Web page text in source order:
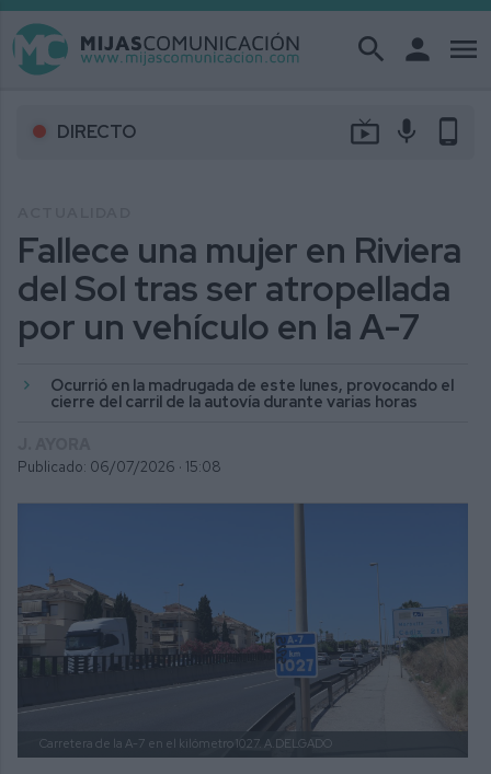
search person menu
DIRECTO live_tv mic phone_android
Fallece una mujer en Riviera
del Sol tras ser atropellada
por un vehículo en la A-7
Ocurrió en la madrugada de este lunes, provocando el
cierre del carril de la autovía durante varias horas
Publicado: 06/07/2026 · 15:08
Carretera de la A-7 en el kilómetro 1027.A.DELGADO